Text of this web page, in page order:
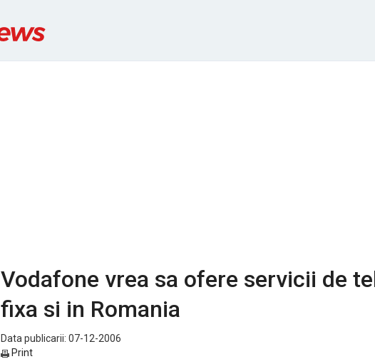
Vodafone vrea sa ofere servicii de
fixa si in Romania
Data publicarii: 07-12-2006
Print